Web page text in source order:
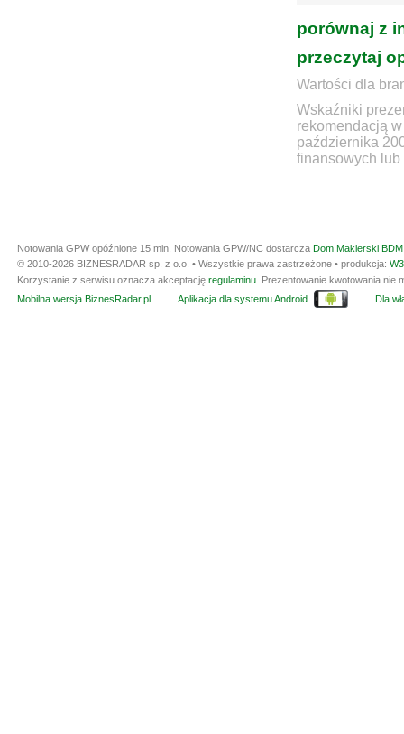
porównaj z
przeczytaj
Wartości dla
Wskaźniki
rekomendacją
października
finansowych lub
Notowania GPW opóźnione 15 min. Notowania GPW/NC dostarcza Dom Maklerski
© 2010-2026 BIZNESRADAR sp. z o.o. • Wszystkie prawa zastrzeżone • produkcja:
Korzystanie z serwisu oznacza akceptację regulaminu . Prezentowanie kwotowania
Mobilna wersja BiznesRadar.pl
Aplikacja dla systemu Android Dla